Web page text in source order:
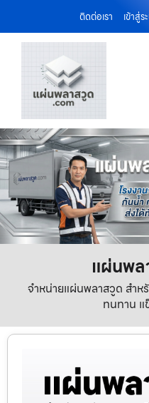
ติดต่อเรา เข้าสู่ร
แผ่นพ
จำหน่ายแผ่นพลาสวูด สำห
ทนทาน แ